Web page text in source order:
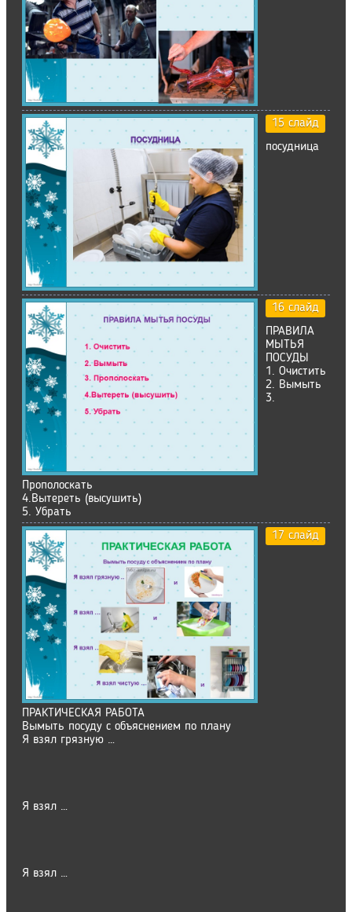
15 слайд
посудница
16 слайд
ПРАВИЛА
МЫТЬЯ
ПОСУДЫ
1. Очистить
2. Вымыть
3.
Прополоскать
4.Вытереть (высушить)
5. Убрать
17 слайд
ПРАКТИЧЕСКАЯ РАБОТА
Вымыть посуду с объяснением по плану
Я взял грязную …
Я взял …
Я взял …